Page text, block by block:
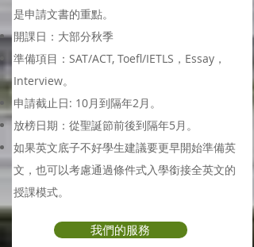
是申請文書的重點。
開課日：大部分秋季
準備項目：SAT/ACT, Toefl/IETLS，Essay，
Interview。
申請截止日: 10月到隔年2月。
放榜日期：從聖誕節前後到隔年5月。
如果英文底子不好學生建議要更早開始準備英
文，也可以考慮通過條件式入學銜接全英文的
授課模式。
我們的服務